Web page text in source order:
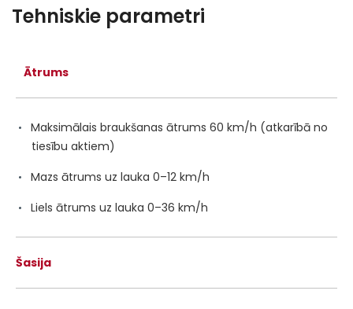
Tehniskie parametri
Ātrums
Maksimālais braukšanas ātrums 60 km/h (atkarībā no
tiesību aktiem)
Mazs ātrums uz lauka 0–12 km/h
Liels ātrums uz lauka 0–36 km/h
Šasija